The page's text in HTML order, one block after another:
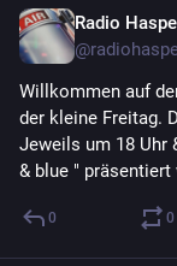
Radio Haspe
@
Willkommen auf
der kleine Freitag.
Jeweils um 18 Uhr
& blue " präsentiert
0 0